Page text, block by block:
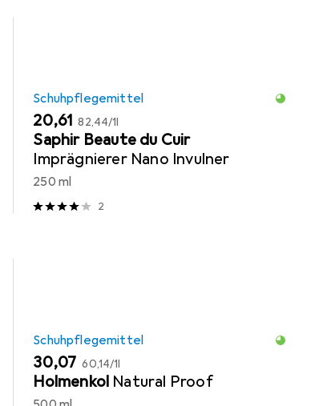
Schuhpflegemittel
EUR
20,61 EUR
82,44/1l
Saphir Beaute du Cuir
Imprägnierer Nano Invulner
250 ml
2
Schuhpflegemittel
EUR
30,07 EUR
60,14/1l
Holmenkol Natural Proof